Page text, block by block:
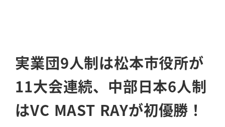
実業団9人制は松本市役所が
11大会連続、中部日本6人制
はVC MAST RAYが初優勝！